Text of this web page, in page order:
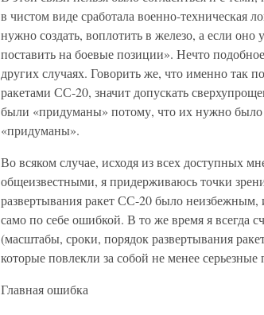
в чистом виде сработала военно-техническая
нужно создать, воплотить в железо, а если оно
поставить на боевые позиции». Нечто
других случаях. Говорить же, что именно так
ракетами СС-20, значит допускать
были «придуманы» потому, что их нужно было
«придуманы».
Во всяком случае, исходя из всех доступных
общеизвестными, я придерживаюсь точки
развертывания ракет СС-20 было неизбежным,
само по себе ошибкой. В то же время я всегда
(масштабы, сроки, порядок развертывания
которые повлекли за собой не менее серьезные
Главная ошибка